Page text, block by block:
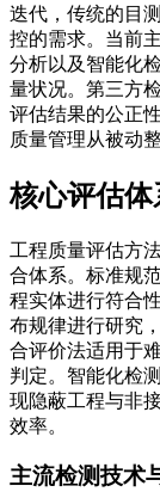
迭代，传统的目
控的需求。当前
分析以及智能化
量状况。第三方
评估结果的公正
质量管理从被动
核心评估体
工程质量评估方
合体系。标准规
程实体进行符合
布规律进行研究
合评价法适用于
判定。智能化检
现隐蔽工程与非
效率。
主流检测技术